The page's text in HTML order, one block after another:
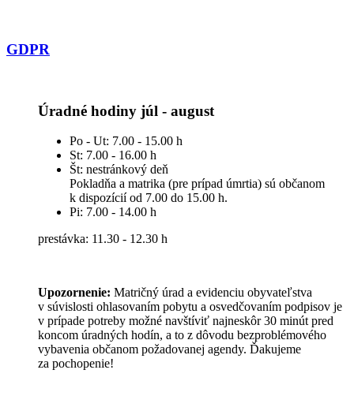
GDPR
Úradné hodiny júl - august
Po - Ut: 7.00 - 15.00 h
St: 7.00 - 16.00 h
Št: nestránkový deň
Pokladňa a matrika (pre prípad úmrtia) sú občanom
k dispozícií od 7.00 do 15.00 h.
Pi: 7.00 - 14.00 h
prestávka: 11.30 - 12.30 h
Upozornenie: Matričný úrad a evidenciu obyvateľstva
v súvislosti ohlasovaním pobytu a osvedčovaním podpisov je
v prípade potreby možné navštíviť najneskôr 30 minút pred
koncom úradných hodín, a to z dôvodu bezproblémového
vybavenia občanom požadovanej agendy. Ďakujeme
za pochopenie!